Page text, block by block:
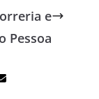
e
Pessoa